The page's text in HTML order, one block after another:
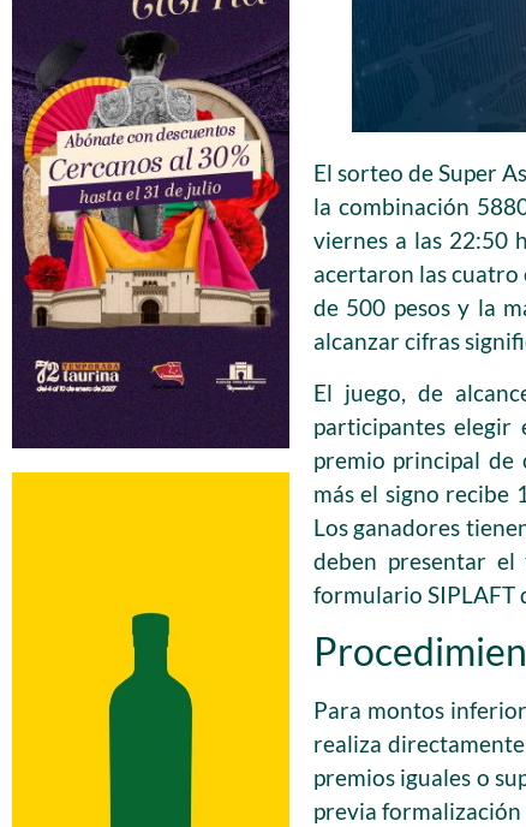
El sorteo de Super
la combinación
viernes a las 22:50
acertaron las cuatro
de 500 pesos y la
alcanzar cifras
El juego, de
participantes elegir
premio principal de
más el signo recibe
Los ganadores
deben presentar
formulario SIPLAFT
Para montos
realiza
premios iguales o
previa formalización